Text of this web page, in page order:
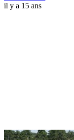
il y a 15 ans